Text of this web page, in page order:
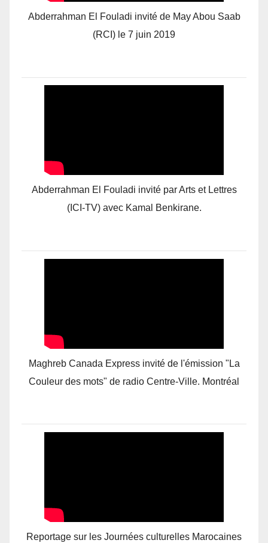
Abderrahman El Fouladi invité de May Abou Saab
(RCI) le 7 juin 2019
Abderrahman El Fouladi invité par Arts et Lettres
(ICI-TV) avec Kamal Benkirane.
Maghreb Canada Express invité de l'émission "La
Couleur des mots" de radio Centre-Ville. Montréal
Reportage sur les Journées culturelles Marocaines